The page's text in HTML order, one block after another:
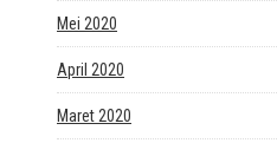
Mei 2020
April 2020
Maret 2020